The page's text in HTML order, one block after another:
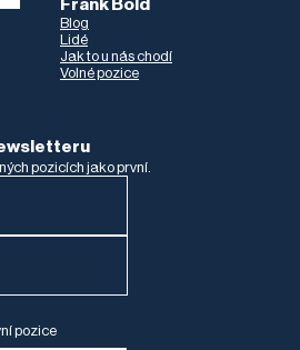
Frank Bold
Blog
Lidé
Jak to u nás chodí
Volné pozice
pozicích jako první.
pozice